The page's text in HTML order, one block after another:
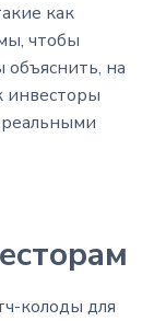
как
чтобы
на
инвесторы
колоды для